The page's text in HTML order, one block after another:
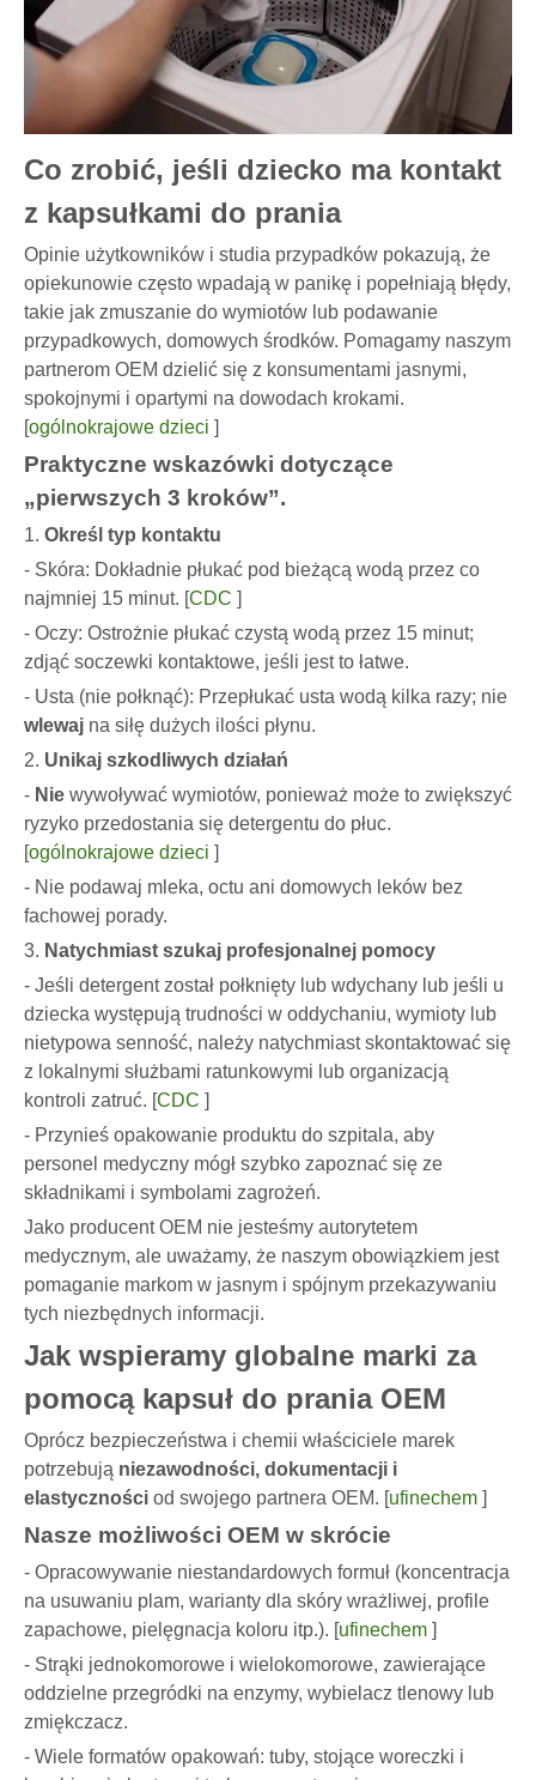
Co zrobić, jeśli dziecko ma kontakt
z kapsułkami do prania
Opinie użytkowników i studia przypadków pokazują, że
opiekunowie często wpadają w panikę i popełniają błędy,
takie jak zmuszanie do wymiotów lub podawanie
przypadkowych, domowych środków. Pomagamy naszym
partnerom OEM dzielić się z konsumentami jasnymi,
spokojnymi i opartymi na dowodach krokami.
[ogólnokrajowe dzieci ]
Praktyczne wskazówki dotyczące
„pierwszych 3 kroków”.
1. Określ typ kontaktu
- Skóra: Dokładnie płukać pod bieżącą wodą przez co
najmniej 15 minut. [CDC ]
- Oczy: Ostrożnie płukać czystą wodą przez 15 minut;
zdjąć soczewki kontaktowe, jeśli jest to łatwe.
- Usta (nie połknąć): Przepłukać usta wodą kilka razy; nie
wlewaj na siłę dużych ilości płynu.
2. Unikaj szkodliwych działań
- Nie wywoływać wymiotów, ponieważ może to zwiększyć
ryzyko przedostania się detergentu do płuc.
[ogólnokrajowe dzieci ]
- Nie podawaj mleka, octu ani domowych leków bez
fachowej porady.
3. Natychmiast szukaj profesjonalnej pomocy
- Jeśli detergent został połknięty lub wdychany lub jeśli u
dziecka występują trudności w oddychaniu, wymioty lub
nietypowa senność, należy natychmiast skontaktować się
z lokalnymi służbami ratunkowymi lub organizacją
kontroli zatruć. [CDC ]
- Przynieś opakowanie produktu do szpitala, aby
personel medyczny mógł szybko zapoznać się ze
składnikami i symbolami zagrożeń.
Jako producent OEM nie jesteśmy autorytetem
medycznym, ale uważamy, że naszym obowiązkiem jest
pomaganie markom w jasnym i spójnym przekazywaniu
tych niezbędnych informacji.
Jak wspieramy globalne marki za
pomocą kapsuł do prania OEM
Oprócz bezpieczeństwa i chemii właściciele marek
potrzebują niezawodności, dokumentacji i
elastyczności od swojego partnera OEM. [ufinechem ]
Nasze możliwości OEM w skrócie
- Opracowywanie niestandardowych formuł (koncentracja
na usuwaniu plam, warianty dla skóry wrażliwej, profile
zapachowe, pielęgnacja koloru itp.). [ufinechem ]
- Strąki jednokomorowe i wielokomorowe, zawierające
oddzielne przegródki na enzymy, wybielacz tlenowy lub
zmiękczacz.
- Wiele formatów opakowań: tuby, stojące woreczki i